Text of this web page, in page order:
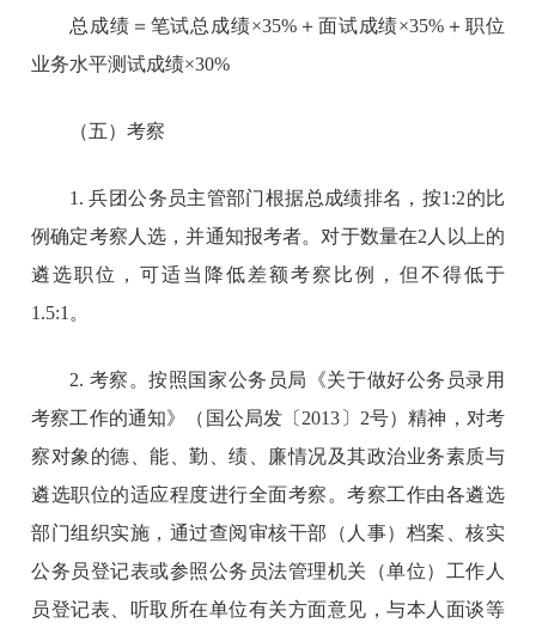
总成绩＝笔试总成绩×35%＋面试成绩×35%＋职位
业务水平测试成绩×30%
（五）考察
1. 兵团公务员主管部门根据总成绩排名，按1:2的比
例确定考察人选，并通知报考者。对于数量在2人以上的
遴选职位，可适当降低差额考察比例，但不得低于
1.5:1。
2. 考察。按照国家公务员局《关于做好公务员录用
考察工作的通知》（国公局发〔2013〕2号）精神，对考
察对象的德、能、勤、绩、廉情况及其政治业务素质与
遴选职位的适应程度进行全面考察。考察工作由各遴选
部门组织实施，通过查阅审核干部（人事）档案、核实
公务员登记表或参照公务员法管理机关（单位）工作人
员登记表、听取所在单位有关方面意见，与本人面谈等